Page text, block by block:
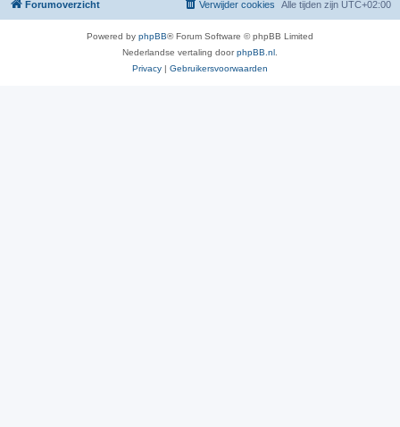
Forumoverzicht Alle tijden zijn UTC+02:00
Verwijder cookies
Powered by phpBB® Forum Software © phpBB Limited
Nederlandse vertaling doorphpBB.nl.
Privacy | Gebruikersvoorwaarden